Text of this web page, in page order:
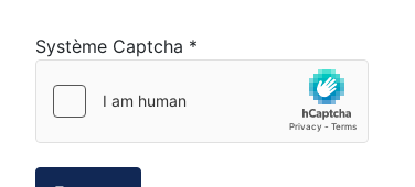
Système Captcha *